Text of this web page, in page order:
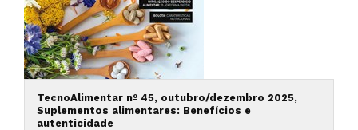
TecnoAlimentar nº 45, outubro/dezembro 2025,
Suplementos alimentares: Benefícios e
autenticidade